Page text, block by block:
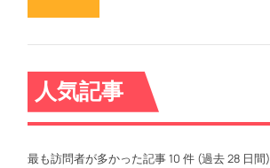
人気記事
最も訪問者が多かった記事 10 件 (過去 28 日間)